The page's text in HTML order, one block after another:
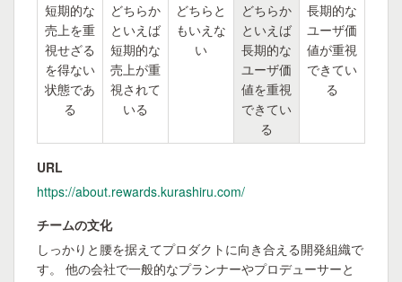
短期的な
売上を重
視せざる
を得ない
状態であ
る
どちらか
といえば
短期的な
売上が重
視されて
いる
どちらと
もいえな
い
どちらか
といえば
長期的な
ユーザ価
値を重視
できてい
る
長期的な
ユーザ価
値が重視
できてい
る
URL
https://about.rewards.kurashiru.com/
チームの文化
しっかりと腰を据えてプロダクトに向き合える開発組織で
す。 他の会社で一般的なプランナーやプロデューサーと